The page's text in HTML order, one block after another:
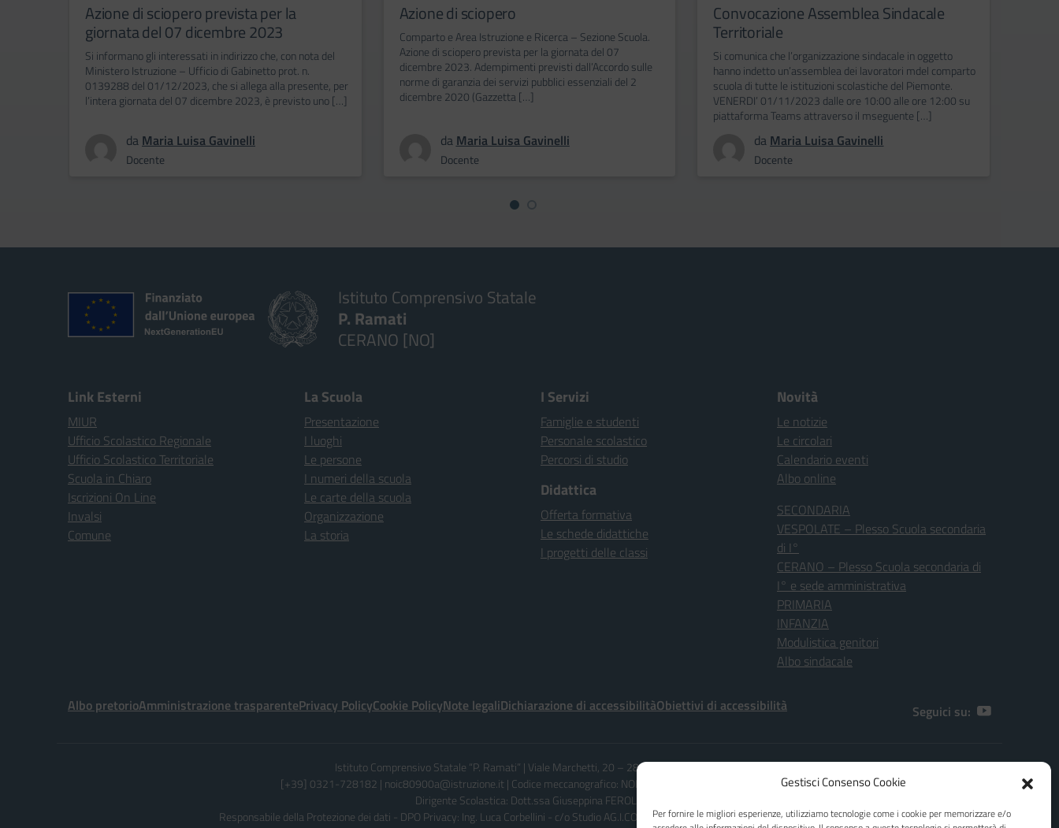
Gestisci Consenso Cookie
Per fornire le migliori esperienze, utilizziamo tecnologie come i cookie per memorizzare e/o
Azione di sciopero prevista per la
giornata del 07 dicembre 2023
Si informano gli interessati in indirizzo che, con nota del
Ministero Istruzione – Ufficio di Gabinetto prot. n.
0139288 del 01/12/2023, che si allega alla presente, per
l’intera giornata del 07 dicembre 2023, è previsto uno […]
da Maria Luisa Gavinelli
Docente
Azione di sciopero
Comparto e Area Istruzione e Ricerca – Sezione Scuola.
Azione di sciopero prevista per la giornata del 07
dicembre 2023. Adempimenti previsti dall’Accordo sulle
norme di garanzia dei servizi pubblici essenziali del 2
dicembre 2020 (Gazzetta […]
da Maria Luisa Gavinelli
Docente
Convocazione Assemblea Sindacale
Territoriale
Si comunica che l’organizzazione sindacale in oggetto
hanno indetto un’assemblea dei lavoratori mdel comparto
scuola di tutte le istituzioni scolastiche del Piemonte.
VENERDI’ 01/11/2023 dalle ore 10:00 alle ore 12:00 su
piattaforma Teams attraverso il mseguente […]
da Maria Luisa Gavinelli
Docente
Istituto Comprensivo Statale
P. Ramati
CERANO [NO]
Link Esterni
MIUR
Ufficio Scolastico Regionale
Ufficio Scolastico Territoriale
Scuola in Chiaro
Iscrizioni On Line
Invalsi
Comune
La Scuola
Presentazione
I luoghi
Le persone
I numeri della scuola
Le carte della scuola
Organizzazione
La storia
I Servizi
Famiglie e studenti
Personale scolastico
Percorsi di studio
Didattica
Offerta formativa
Le schede didattiche
I progetti delle classi
Novità
Le notizie
Le circolari
Calendario eventi
Albo online
SECONDARIA
VESPOLATE – Plesso Scuola secondaria
di I°
CERANO – Plesso Scuola secondaria di
I° e sede amministrativa
PRIMARIA
INFANZIA
Modulistica genitori
Albo sindacale
Albo pretorioAmministrazione trasparentePrivacy PolicyCookie PolicyNote legaliDichiarazione di accessibilitàObiettivi di accessibilità Seguici su:
Istituto Comprensivo Statale “P. Ramati” | Viale Marchetti, 20 – 28065 CERANO [NO]
[+39] 0321-728182 | noic80900a@istruzione.it | Codice meccanografico: NOIC80900A - C.F. 80010970038
Dirigente Scolastica: Dott.ssa Giuseppina FEROLO
Responsabile della Protezione dei dati - DPO Privacy: Ing. Luca Corbellini - c/o Studio AG.I.COM. S.r.l. - Email: e-mail dpo@agicomstudio.it